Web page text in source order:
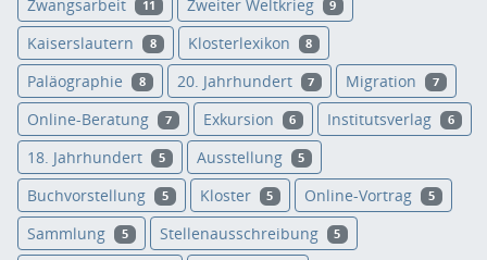
Zwangsarbeit 11 Zweiter Weltkrieg 9
Kaiserslautern 8 Klosterlexikon 8
Paläographie 8 20. Jahrhundert 7 Migration 7
Online-Beratung 7 Exkursion 6 Institutsverlag 6
18. Jahrhundert 5 Ausstellung 5
Buchvorstellung 5 Kloster 5 Online-Vortrag 5
Sammlung 5 Stellenausschreibung 5